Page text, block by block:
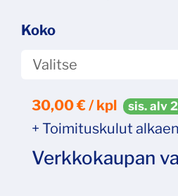
Koko
30,00€ / kpl sis. alv
+ Toimituskulut
Verkkokaupan